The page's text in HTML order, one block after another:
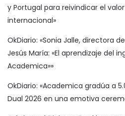
y Portugal para reivindicar el
internacional»
OkDiario: «Sonia Jalle, directora
Jesús María: «El aprendizaje del
Academica»»
OkDiario: «Academica gradúa a
Dual 2026 en una emotiva